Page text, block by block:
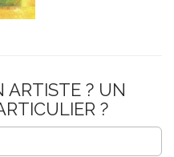
ARTISTE ? UN
?